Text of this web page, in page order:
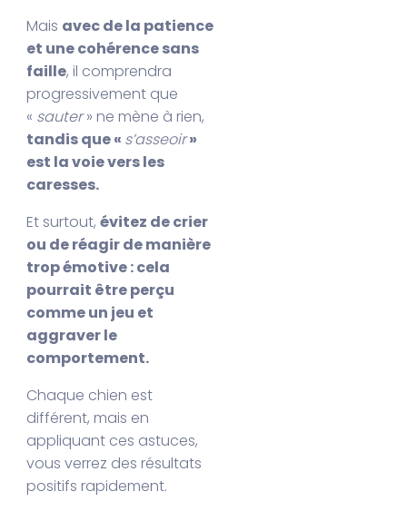
Mais avec de la patience
et une cohérence sans
faille, il comprendra
progressivement que
« sauter» ne mène à rien,
tandis que « s’asseoir»
est la voie vers les
caresses.
Et surtout,évitez de crier
ou de réagir de manière
trop émotive : cela
pourrait être perçu
comme un jeu et
aggraver le
comportement.
Chaque chien est
différent, mais en
appliquant ces astuces,
vous verrez des résultats
positifs rapidement.